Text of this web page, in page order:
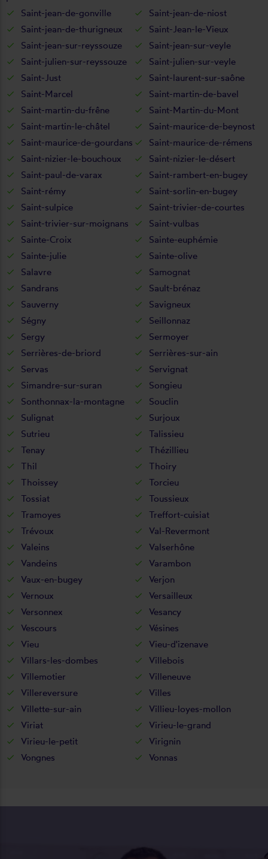
Saint-jean-de-gonville
Saint-jean-de-niost
Saint-jean-de-thurigneux
Saint-Jean-le-Vieux
Saint-jean-sur-reyssouze
Saint-jean-sur-veyle
Saint-julien-sur-reyssouze
Saint-julien-sur-veyle
Saint-Just
Saint-laurent-sur-saône
Saint-Marcel
Saint-martin-de-bavel
Saint-martin-du-frêne
Saint-Martin-du-Mont
Saint-martin-le-châtel
Saint-maurice-de-beynost
Saint-maurice-de-gourdans
Saint-maurice-de-rémens
Saint-nizier-le-bouchoux
Saint-nizier-le-désert
Saint-paul-de-varax
Saint-rambert-en-bugey
Saint-rémy
Saint-sorlin-en-bugey
Saint-sulpice
Saint-trivier-de-courtes
Saint-trivier-sur-moignans
Saint-vulbas
Sainte-Croix
Sainte-euphémie
Sainte-julie
Sainte-olive
Salavre
Samognat
Sandrans
Sault-brénaz
Sauverny
Savigneux
Ségny
Seillonnaz
Sergy
Sermoyer
Serrières-de-briord
Serrières-sur-ain
Servas
Servignat
Simandre-sur-suran
Songieu
Sonthonnax-la-montagne
Souclin
Sulignat
Surjoux
Sutrieu
Talissieu
Tenay
Thézillieu
Thil
Thoiry
Thoissey
Torcieu
Tossiat
Toussieux
Tramoyes
Treffort-cuisiat
Trévoux
Val-Revermont
Valeins
Valserhône
Vandeins
Varambon
Vaux-en-bugey
Verjon
Vernoux
Versailleux
Versonnex
Vesancy
Vescours
Vésines
Vieu
Vieu-d'izenave
Villars-les-dombes
Villebois
Villemotier
Villeneuve
Villereversure
Villes
Villette-sur-ain
Villieu-loyes-mollon
Viriat
Virieu-le-grand
Virieu-le-petit
Virignin
Vongnes
Vonnas